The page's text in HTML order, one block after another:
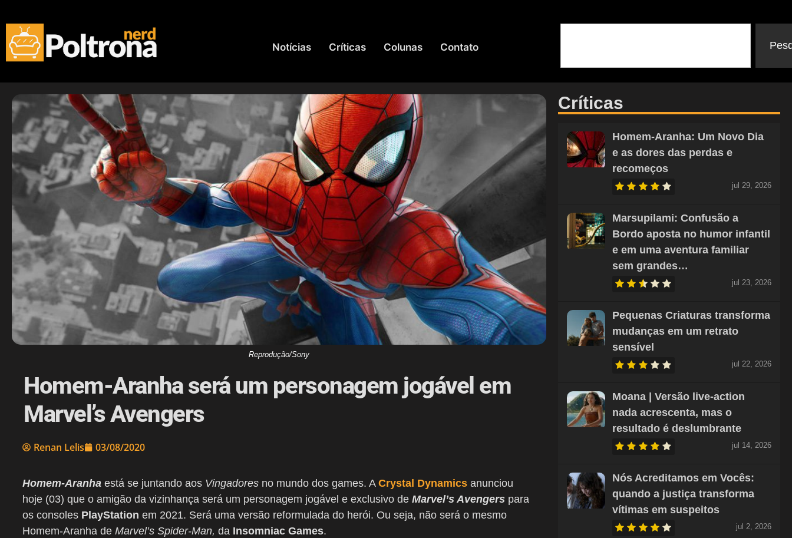
Notícias Críticas Colunas Contato
Reprodução/Sony
Homem-Aranha será um personagem jogável em
Marvel’s Avengers
Renan Lelis 03/08/2020
Homem-Aranha está se juntando aos Vingadores no mundo dos games. A Crystal Dynamics anunciou
hoje (03) que o amigão da vizinhança será um personagem jogável e exclusivo de Marvel’s Avengers para
os consoles PlayStation em 2021. Será uma versão reformulada do herói. Ou seja, não será o mesmo
Homem-Aranha de Marvel’s Spider-Man, da Insomniac Games.
Críticas
Homem-Aranha: Um Novo Dia
e as dores das perdas e
recomeços
jul 29, 2026
Marsupilami: Confusão a
Bordo aposta no humor infantil
e em uma aventura familiar
sem grandes…
jul 23, 2026
Pequenas Criaturas transforma
mudanças em um retrato
sensível
jul 22, 2026
Moana | Versão live-action
nada acrescenta, mas o
resultado é deslumbrante
jul 14, 2026
Nós Acreditamos em Vocês:
quando a justiça transforma
vítimas em suspeitos
jul 2, 2026